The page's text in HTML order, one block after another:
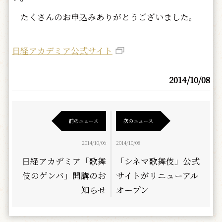
たくさんのお申込みありがとうございました。
日経アカデミア公式サイト
2014/10/08
前のニュース
2014/10/06
日経アカデミア「歌舞
伎のゲンバ」開講のお
知らせ
次のニュース
2014/10/08
「シネマ歌舞伎」公式
サイトがリニューアル
オープン